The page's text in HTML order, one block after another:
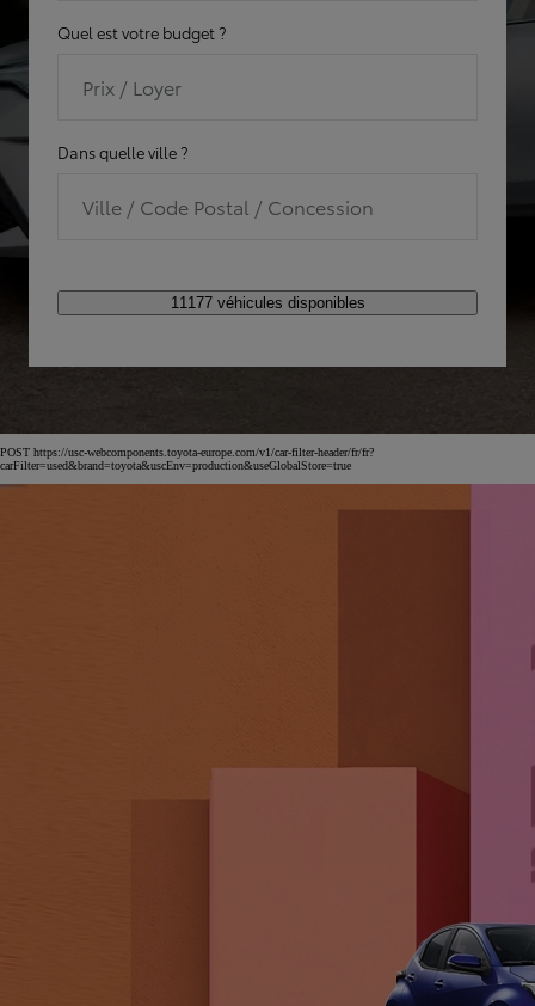
Quel est votre budget ?
Prix / Loyer
Dans quelle ville ?
Ville / Code Postal / Concession
11177 véhicules disponibles
POST https://usc-webcomponents.toyota-europe.com/v1/car-filter-header/fr/fr?
carFilter=used&brand=toyota&uscEnv=production&useGlobalStore=true